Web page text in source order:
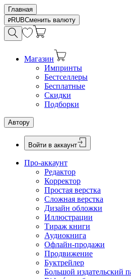
Главная
RUBСменить валюту
Магазин
Импринты
Бестселлеры
Бесплатные
Скидки
Подборки
Автору
Войти в аккаунт
Про-аккаунт
Редактор
Корректор
Простая верстка
Сложная верстка
Дизайн обложки
Иллюстрации
Тираж книги
Аудиокнига
Офлайн-продажи
Продвижение
Буктрейлер
Большой издательский